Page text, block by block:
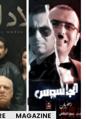
MAGAZINE